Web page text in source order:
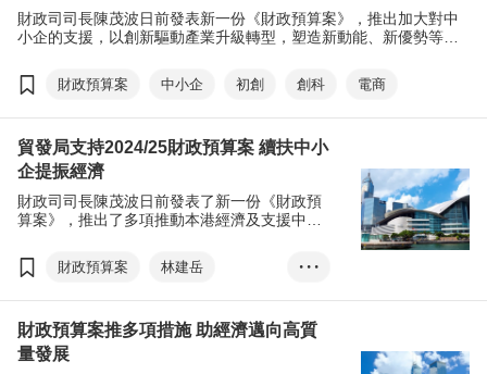
財政司司長陳茂波日前發表新一份《財政預算案》，推出加大對中
小企的支援，以創新驅動產業升級轉型，塑造新動能、新優勢等措
表示歡迎，並將積極配合，與特區政府、科研機構及業界等持份者
同心協力，把握機遇、創造機遇，振興本港經濟的同時，提升香港
財政預算案 中小企 初創 創科 電商
貿發局支持2024/25財政預算案 續扶中小
企提振經濟
財政司司長陳茂波日前發表了新一份《財政預
算案》，推出了多項推動本港經濟及支援中小
轉及加速升級轉型的支援、吸資引才及吸引高
增值產業來港、推動綠色及數碼轉型等，香港
財政預算案
林建岳
大灣區
一帶一路
中小企
• • •
財政預算案推多項措施 助經濟邁向高質
量發展